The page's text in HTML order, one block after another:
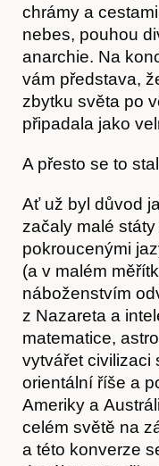
chrámy a
nebes, pouhou
anarchie. Na
vám představa,
zbytku světa po
připadala jako
A přesto se to
Ať už byl důvod
začaly malé
pokroucenými
(a v malém
náboženstvím
z Nazareta a
matematice,
vytvářet civilizaci
orientální říše a
Ameriky a
celém světě na
a této konverze